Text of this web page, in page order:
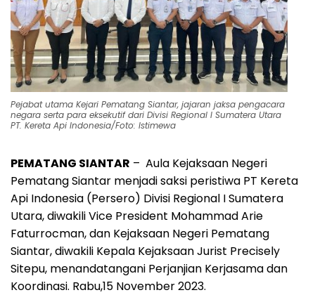
Pejabat utama Kejari Pematang Siantar, jajaran jaksa pengacara
negara serta para eksekutif dari Divisi Regional I Sumatera Utara
PT. Kereta Api Indonesia/Foto: Istimewa
PEMATANG SIANTAR – Aula Kejaksaan Negeri
Pematang Siantar menjadi saksi peristiwa PT Kereta
Api Indonesia (Persero) Divisi Regional I Sumatera
Utara, diwakili Vice President Mohammad Arie
Faturrocman, dan Kejaksaan Negeri Pematang
Siantar, diwakili Kepala Kejaksaan Jurist Precisely
Sitepu, menandatangani Perjanjian Kerjasama dan
Koordinasi. Rabu,15 November 2023.